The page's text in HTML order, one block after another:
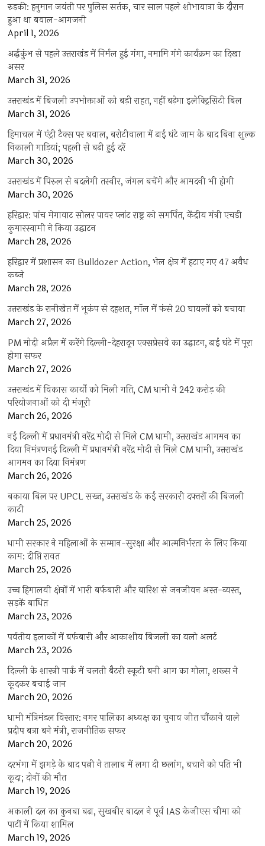
रुड़की: हनुमान जयंती पर पुलिस सर्तक, चार साल पहले शोभायात्रा के दौरान
हुआ था बवाल-आगजनी
April 1, 2026
अर्द्धकुंभ से पहले उत्तराखंड में निर्मल हुई गंगा, नमामि गंगे कार्यक्रम का दिखा
असर
March 31, 2026
उत्तराखंड में बिजली उपभोक्ताओं को बड़ी राहत, नहीं बढ़ेगा इलेक्ट्रिसिटी बिल
March 31, 2026
हिमाचल में एंट्री टैक्स पर बवाल, बरोटीवाला में ढाई घंटे जाम के बाद बिना शुल्क
निकाली गाड़ियां; पहली से बढ़ी हुई दरें
March 30, 2026
उत्तराखंड में पिरुल से बदलेगी तस्वीर, जंगल बचेंगे और आमदनी भी होगी
March 30, 2026
हरिद्वार: पांच मेगावाट सोलर पावर प्लांट राष्ट्र को समर्पित, केंद्रीय मंत्री एचडी
कुमारस्वामी ने किया उद्घाटन
March 28, 2026
हरिद्वार में प्रशासन का Bulldozer Action, भेल क्षेत्र में हटाए गए 47 अवैध
कब्जे
March 28, 2026
उत्तराखंड के रानीखेत में भूकंप से दहशत, मॉल में फंसे 20 घायलों को बचाया
March 27, 2026
PM मोदी अप्रैल में करेंगे दिल्ली-देहरादून एक्सप्रेसवे का उद्घाटन, ढाई घंटे में पूरा
होगा सफर
March 27, 2026
उत्तराखंड में विकास कार्यों को मिली गति, CM धामी ने 242 करोड़ की
परियोजनाओं को दी मंजूरी
March 26, 2026
नई दिल्ली में प्रधानमंत्री नरेंद्र मोदी से मिले CM धामी, उत्तराखंड आगमन का
दिया निमंत्रणनई दिल्ली में प्रधानमंत्री नरेंद्र मोदी से मिले CM धामी, उत्तराखंड
आगमन का दिया निमंत्रण
March 26, 2026
बकाया बिल पर UPCL सख्त, उत्तराखंड के कई सरकारी दफ्तरों की बिजली
काटी
March 25, 2026
धामी सरकार ने महिलाओं के सम्मान-सुरक्षा और आत्मनिर्भरता के लिए किया
काम: दीप्ति रावत
March 25, 2026
उच्च हिमालयी क्षेत्रों में भारी बर्फबारी और बारिश से जनजीवन अस्त-व्यस्त,
सड़कें बाधित
March 23, 2026
पर्वतीय इलाकों में बर्फबारी और आकाशीय बिजली का यलो अलर्ट
March 23, 2026
दिल्ली के शास्त्री पार्क में चलती बैटरी स्कूटी बनी आग का गोला, शख्स ने
कूदकर बचाई जान
March 20, 2026
धामी मंत्रिमंडल विस्तार: नगर पालिका अध्यक्ष का चुनाव जीत चौंकाने वाले
प्रदीप बत्रा बने मंत्री, राजनीतिक सफर
March 20, 2026
दरभंगा में झगड़े के बाद पत्नी ने तालाब में लगा दी छलांग, बचाने को पति भी
कूदा; दोनों की मौत
March 19, 2026
अकाली दल का कुनबा बढ़ा, सुखबीर बादल ने पूर्व IAS केजीएस चीमा को
पार्टी में किया शामिल
March 19, 2026